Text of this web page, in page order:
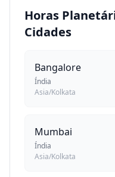
Horas
Cidades
Bangalore
Índia
Asia/Kolkata
Mumbai
Índia
Asia/Kolkata